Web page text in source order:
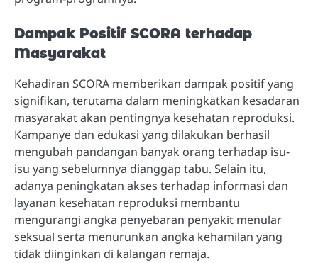
Dampak Positif SCORA terhadap
Masyarakat
Kehadiran SCORA memberikan dampak positif yang
signifikan, terutama dalam meningkatkan kesadaran
masyarakat akan pentingnya kesehatan reproduksi.
Kampanye dan edukasi yang dilakukan berhasil
mengubah pandangan banyak orang terhadap isu-
isu yang sebelumnya dianggap tabu. Selain itu,
adanya peningkatan akses terhadap informasi dan
layanan kesehatan reproduksi membantu
mengurangi angka penyebaran penyakit menular
seksual serta menurunkan angka kehamilan yang
tidak diinginkan di kalangan remaja.